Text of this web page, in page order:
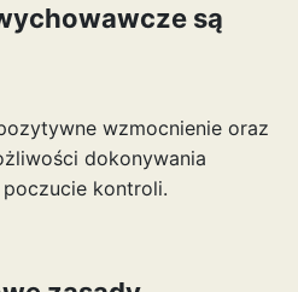
są
wzmocnienie oraz
dokonywania
kontroli.